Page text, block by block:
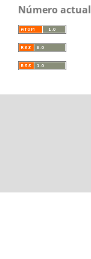
Número actual